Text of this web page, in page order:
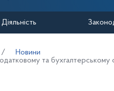
Діяльність
Новини
та